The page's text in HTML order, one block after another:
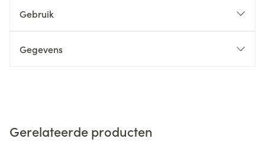
Gebruik
Gegevens
Gerelateerde producten